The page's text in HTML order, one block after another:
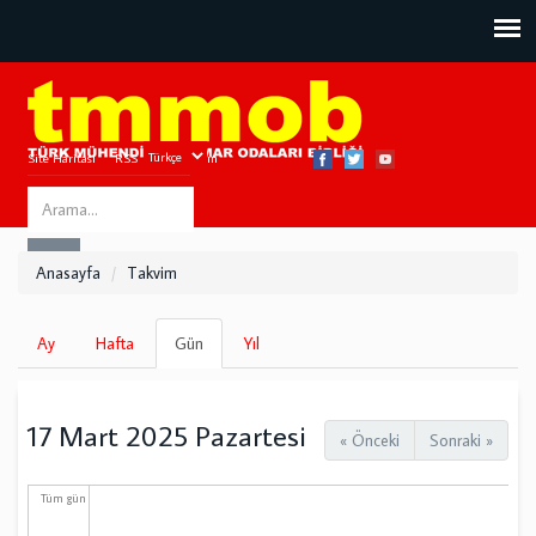
Site Haritası RSS Bize Ulaşın
Search
this
Anasayfa Takvim
Birincil
sekmeler
Ay Hafta Gün
sekme)
Yıl
« Önceki Sonraki »
17 Mart 2025 Pazartesi
Tüm gün